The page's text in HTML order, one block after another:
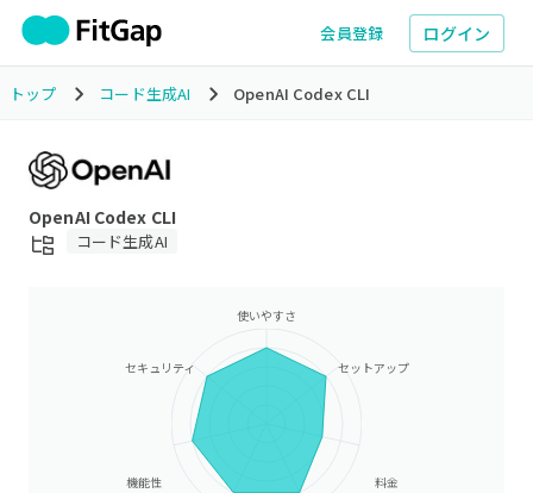
会員登録 ログイン
トップ コード生成AI OpenAI Codex CLI
OpenAI Codex CLI
コード生成AI
使いやすさ
セットアップ
料金
機能性
セキュリティ